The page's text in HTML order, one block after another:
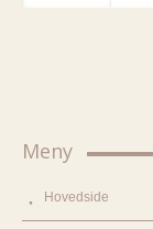
Meny
Hovedside